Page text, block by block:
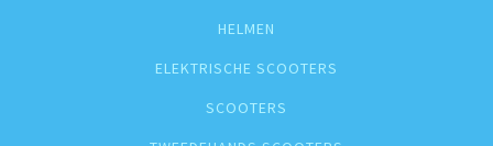
HELMEN
ELEKTRISCHE SCOOTERS
SCOOTERS